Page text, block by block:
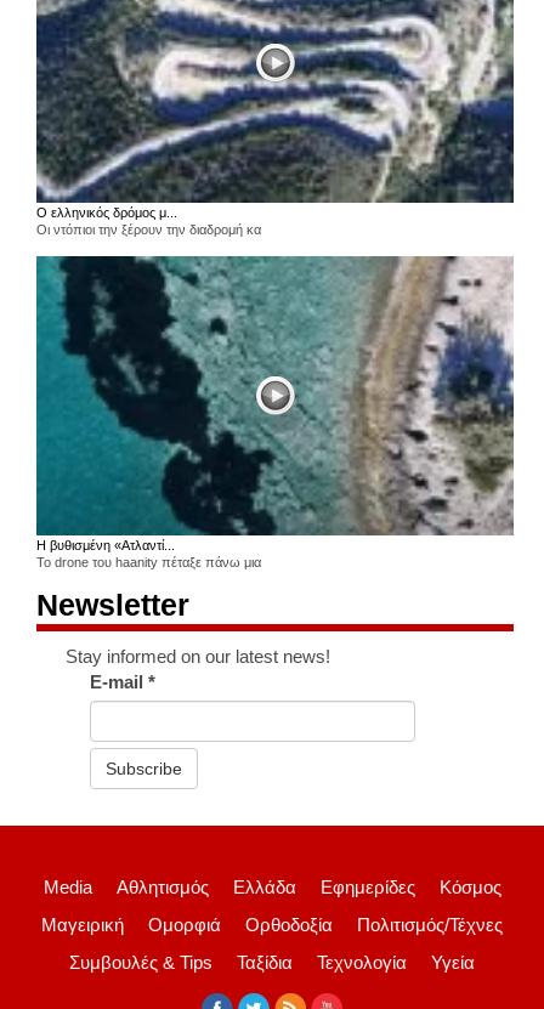
Ο ελληνικός δρόμος μ...
Οι ντόπιοι την ξέρουν την διαδρομή κα
Η βυθισμένη «Ατλαντί...
Το drone του haanity πέταξε πάνω μια
Newsletter
Stay informed on our latest news!
E-mail*
Subscribe
Media Αθλητισμός Ελλάδα Εφημερίδες
Κόσμος
Μαγειρική
Ομορφιά Ορθοδοξία
Πολιτισμός/Τέχνες
Συμβουλές & Tips
Ταξίδια Τεχνολογία Υγεία